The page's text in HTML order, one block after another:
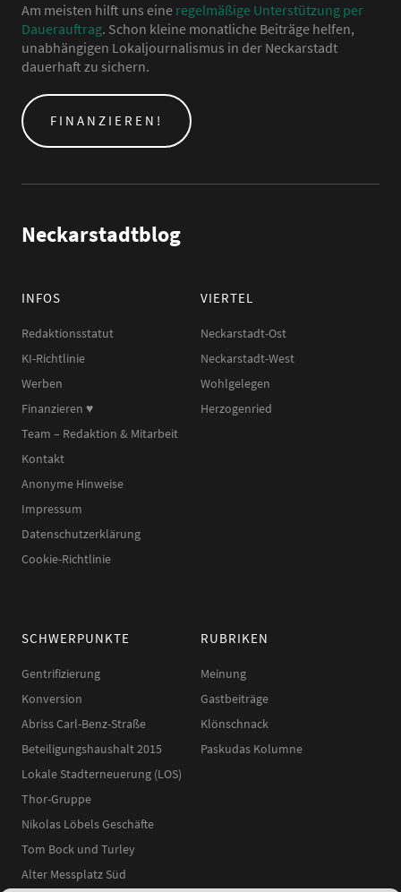
Am meisten hilft uns eine regelmäßige Unterstützung per
Dauerauftrag. Schon kleine monatliche Beiträge helfen,
unabhängigen Lokaljournalismus in der Neckarstadt
dauerhaft zu sichern.
FINANZIEREN!
Neckarstadtblog
INFOS
Redaktionsstatut
KI-Richtlinie
Werben
Finanzieren ♥︎
Team – Redaktion & Mitarbeit
Kontakt
Anonyme Hinweise
Impressum
Datenschutzerklärung
Cookie-Richtlinie
VIERTEL
Neckarstadt-Ost
Neckarstadt-West
Wohlgelegen
Herzogenried
SCHWERPUNKTE
Gentrifizierung
Konversion
Abriss Carl-Benz-Straße
Beteiligungshaushalt 2015
Lokale Stadterneuerung (LOS)
Thor-Gruppe
Nikolas Löbels Geschäfte
Tom Bock und Turley
Alter Messplatz Süd
RUBRIKEN
Meinung
Gastbeiträge
Klönschnack
Paskudas Kolumne